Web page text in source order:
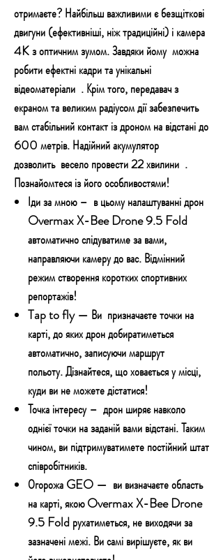
отримаєте? Найбільш важливими є безщіткові
двигуни (ефективніші, ніж традиційні) і камера
4K з оптичним зумом. Завдяки йому можна
робити ефектні кадри та унікальні
відеоматеріали . Крім того, передавач з
екраном та великим радіусом дії забезпечить
вам стабільний контакт із дроном на відстані до
600 метрів. Надійний акумулятор
дозволить весело провести 22 хвилини .
Познайомтеся із його особливостями!
Іди за мною – в цьому налаштуванні дрон
Overmax X-Bee Drone 9.5 Fold
автоматично слідуватиме за вами,
направляючи камеру до вас. Відмінний
режим створення коротких спортивних
репортажів!
Tap to fly — Ви призначаєте точки на
карті, до яких дрон добиратиметься
автоматично, записуючи маршрут
польоту. Дізнайтеся, що ховається у місці,
куди ви не можете дістатися!
Точка інтересу – дрон ширяє навколо
однієї точки на заданій вами відстані. Таким
чином, ви підтримуватимете постійний штат
співробітників.
Огорожа GEO — ви визначаєте область
на карті, якою Overmax X-Bee Drone
9.5 Fold рухатиметься, не виходячи за
зазначені межі. Ви самі вирішуєте, як ви